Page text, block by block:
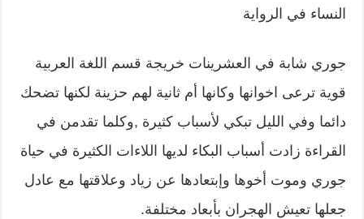
النساء في الرواية
جوري شابة في العشرينات خريجة قسم اللغة العربية
قوية ترعى اخوانها وكانها أم ثانية لهم حزينة لكنها تضحك
دائما وفي الليل تبكي لأسباب كثيرة ,وكلما تقدمن في
القراءة زادت أسباب البكاء لديها اللاءات الكثيرة في حياة
جوري وموت أخوها وإبتعادها عن زياد وعلاقتها مع عادل
جعلها تعيش الهجران بأبعاد مختلفة.